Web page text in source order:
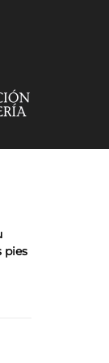
pies